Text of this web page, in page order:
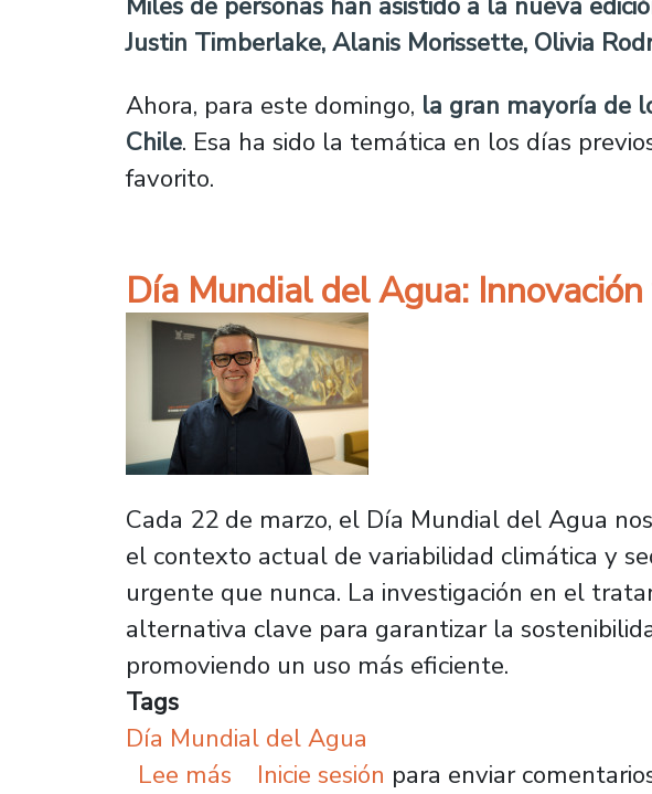
Justin Timberlake, Alanis Morissette, Olivia
Ahora, para este domingo, la gran mayoría de
Chile. Esa ha sido la temática en los días
favorito.
Día Mundial del Agua:
Cada 22 de marzo, el Día Mundial del Agua
el contexto actual de variabilidad climática y
urgente que nunca. La investigación en el
alternativa clave para garantizar la
promoviendo un uso más eficiente.
Tags
Día Mundial del Agua
Lee más sobre Día Mundial del Agua:
Inicie sesión para enviar